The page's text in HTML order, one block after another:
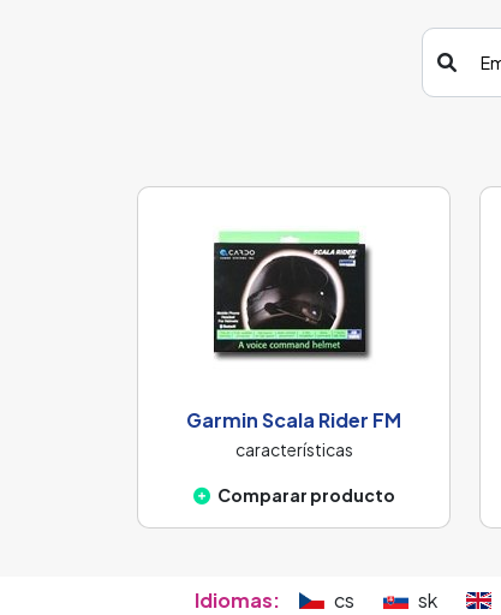
Garmin Scala Rider FM
características
Comparar producto
Idiomas: cs sk